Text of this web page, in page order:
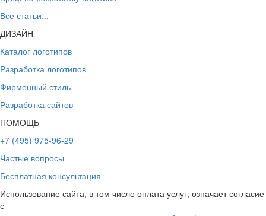
Все статьи...
ДИЗАЙН
Каталог логотипов
Разработка логотипов
Фирменный стиль
Разработка сайтов
ПОМОЩЬ
+7 (495) 975-96-29
Частые вопросы
Бесплатная консультация
Использование сайта, в том числе оплата услуг, означает согласие
с